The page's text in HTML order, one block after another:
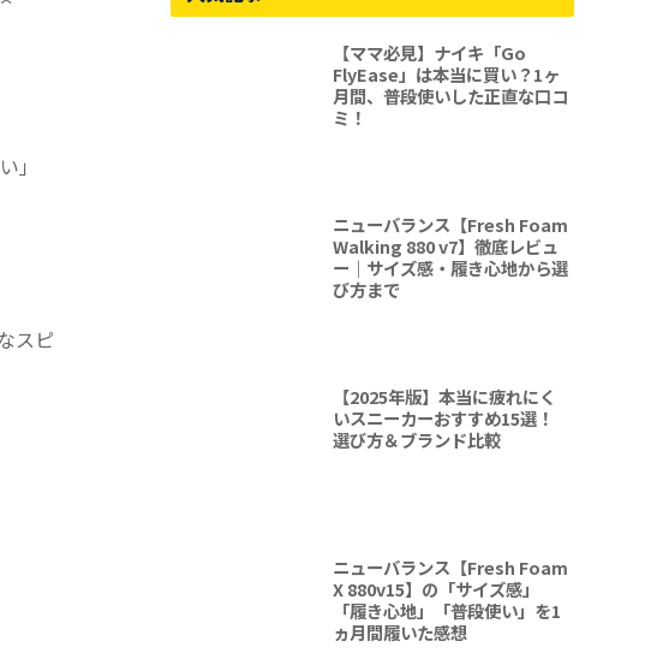
」
スピ
【ママ必見】ナイキ「Go
FlyEase」は本当に買い？1ヶ
月間、普段使いした正直な口コ
ミ！
ニューバランス【Fresh Foam
Walking 880 v7】徹底レビュ
ー｜サイズ感・履き心地から選
び方まで
【2025年版】本当に疲れにく
いスニーカーおすすめ15選！
選び方＆ブランド比較
ニューバランス【Fresh Foam
X 880v15】の「サイズ感」
「履き心地」「普段使い」を1
ヵ月間履いた感想